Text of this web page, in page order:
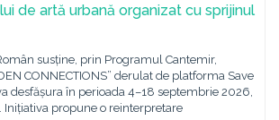
de artă urbană organizat cu sprijinul
susține, prin Programul Cantemir,
CONNECTIONS” derulat de platforma Save
desfășura în perioada 4–18 septembrie 2026,
Inițiativa propune o reinterpretare